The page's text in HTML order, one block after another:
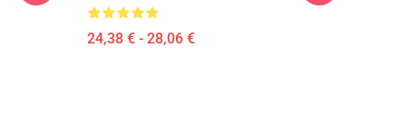
24,38 € - 28,06 €